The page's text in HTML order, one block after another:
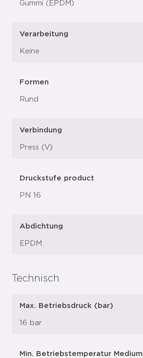
Gummi (EPDM)
Verarbeitung
Keine
Formen
Rund
Verbindung
Press (V)
Druckstufe product
PN 16
Abdichtung
EPDM
Technisch
Max. Betriebsdruck (bar)
16 bar
Min. Betriebstemperatur Medium